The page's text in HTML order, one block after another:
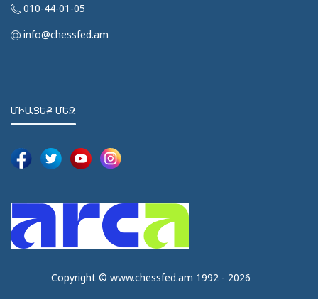
010-44-01-05
info@chessfed.am
ՄԻԱՑԵՔ ՄԵԶ
Copyright © www.chessfed.am 1992 - 2026